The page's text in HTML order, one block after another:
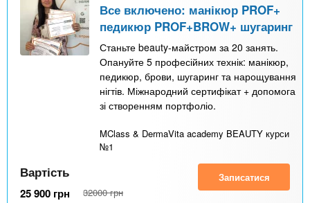
Все включено: манікюр PROF+
педикюр PROF+BROW+ шугаринг
Станьте beauty-майстром за 20 занять.
Опануйте 5 професійних технік: манікюр,
педикюр, брови, шугаринг та нарощування
нігтів. Міжнародний сертифікат + допомога
зі створенням портфоліо.
MClass & DermaVita academy BEAUTY курси
№1
Вартість
25 900 грн 32000 грн
Записатися